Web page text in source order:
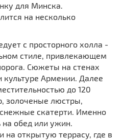
для Минска.
на несколько
с просторного холла -
стиле, привлекающем
Сюжеты на стенах
культуре Армении. Далее
до 120
золоченые люстры,
скатерти. Именно
на обед или ужин.
на открытую террасу, где в